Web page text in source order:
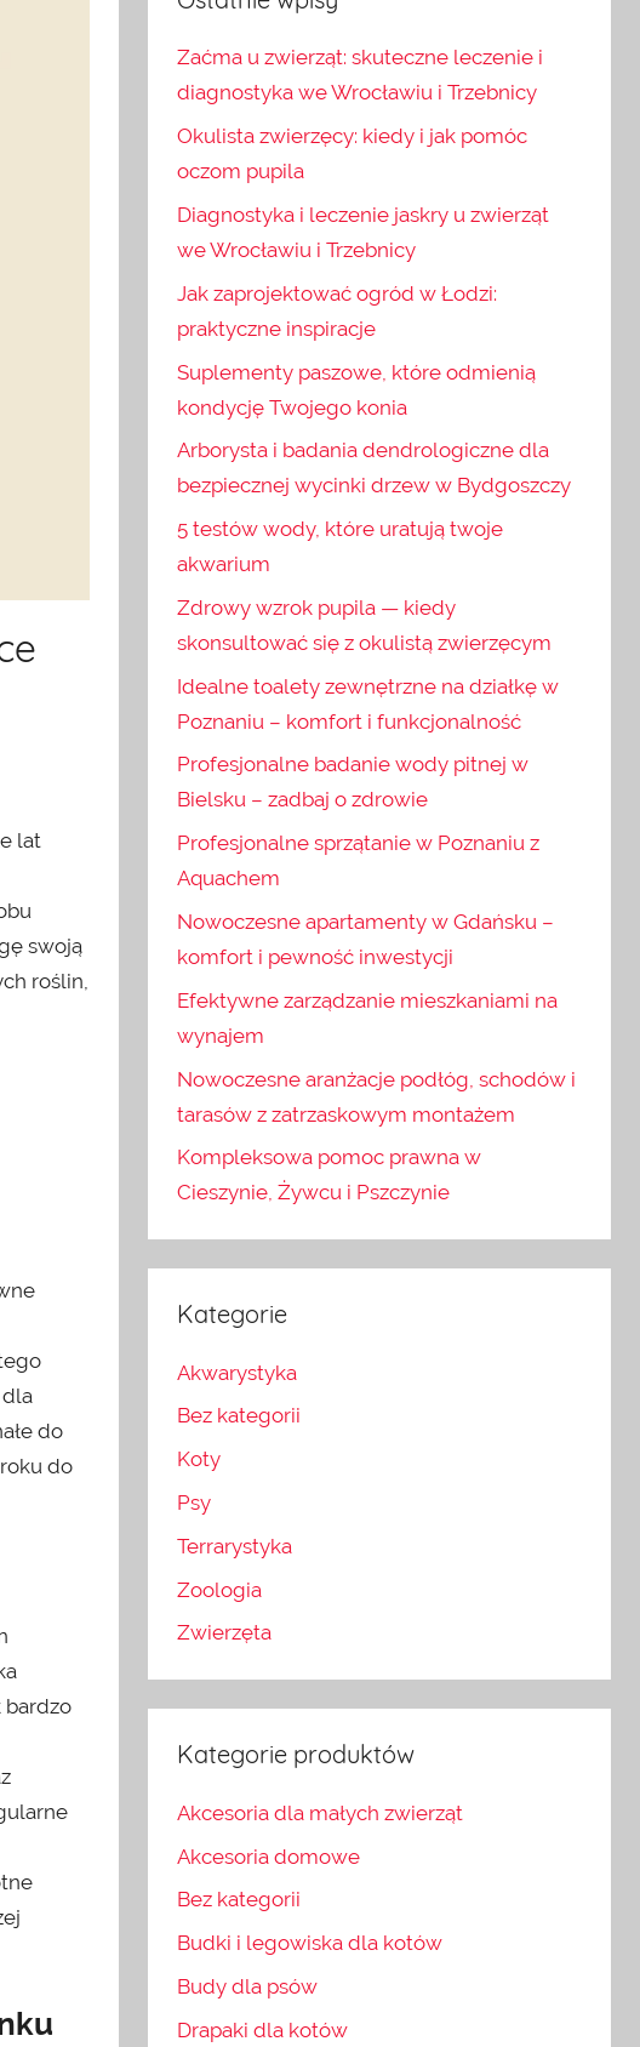
lat
swoją
roślin,
dla
do
do
bardzo
Zaćma u zwierząt: skuteczne leczenie i
diagnostyka we Wrocławiu i Trzebnicy
Okulista zwierzęcy: kiedy i jak pomóc
oczom pupila
Diagnostyka i leczenie jaskry u zwierząt
we Wrocławiu i Trzebnicy
Jak zaprojektować ogród w Łodzi:
praktyczne inspiracje
Suplementy paszowe, które odmienią
kondycję Twojego konia
Arborysta i badania dendrologiczne dla
bezpiecznej wycinki drzew w Bydgoszczy
5 testów wody, które uratują twoje
akwarium
Zdrowy wzrok pupila — kiedy
skonsultować się z okulistą zwierzęcym
Idealne toalety zewnętrzne na działkę w
Poznaniu – komfort i funkcjonalność
Profesjonalne badanie wody pitnej w
Bielsku – zadbaj o zdrowie
Profesjonalne sprzątanie w Poznaniu z
Aquachem
Nowoczesne apartamenty w Gdańsku –
komfort i pewność inwestycji
Efektywne zarządzanie mieszkaniami na
wynajem
Nowoczesne aranżacje podłóg, schodów i
tarasów z zatrzaskowym montażem
Kompleksowa pomoc prawna w
Cieszynie, Żywcu i Pszczynie
Kategorie
Akwarystyka
Bez kategorii
Koty
Psy
Terrarystyka
Zoologia
Zwierzęta
Kategorie produktów
Akcesoria dla małych zwierząt
Akcesoria domowe
Bez kategorii
Budki i legowiska dla kotów
Budy dla psów
Drapaki dla kotów